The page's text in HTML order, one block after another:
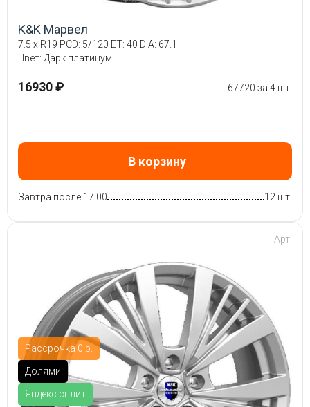
K&K Марвел
7.5 x R19 PCD: 5/120 ET: 40 DIA: 67.1
Цвет: Дарк платинум
16930 ₽ 67720 за 4 шт.
В корзину
Завтра после 17:00 12 шт.
Рассрочка 0 р.
Долями
Яндекс.сплит
Арт: